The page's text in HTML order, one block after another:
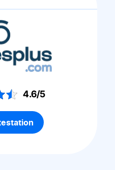
4.6/5